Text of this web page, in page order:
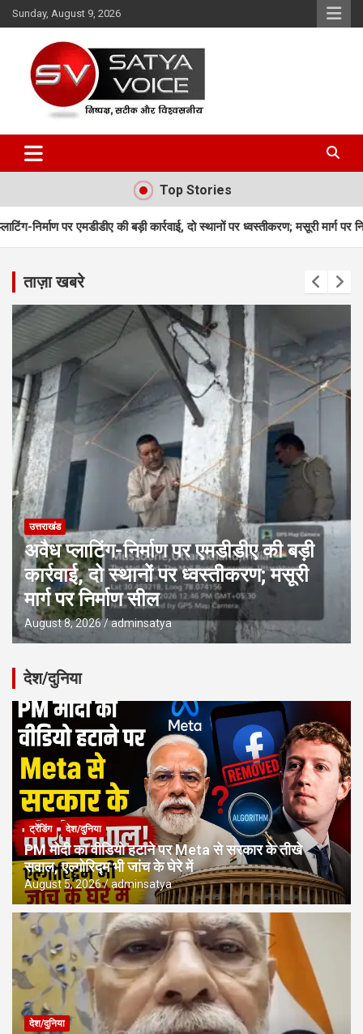
Skip
to
Sunday, August 9, 2026
Satya Voice
Top Stories
बड़ी कार्रवाई, दो स्थानों पर ध्वस्तीकरण; मसूरी मार्ग पर निर्माण सील उत्तराखंड
ताज़ा खबरे
उत्तराखंड
अवैध प्लाटिंग-निर्माण पर एमडीडीए की बड़ी
कार्रवाई, दो स्थानों पर ध्वस्तीकरण; मसूरी
मार्ग पर निर्माण सील
August 8, 2026 adminsatya
देश/दुनिया
ट्रेंडिंग देश/दुनिया
PM मोदी का वीडियो हटाने पर Meta से सरकार के तीखे
सवाल, एल्गोरिद्म भी जांच के घेरे में
August 5, 2026 adminsatya
देश/दुनिया